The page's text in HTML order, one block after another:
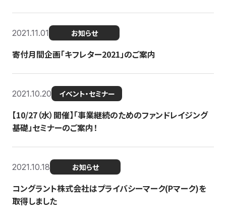
2021.11.01 お知らせ
寄付月間企画「キフレター2021」のご案内
2021.10.20 イベント・セミナー
【10/27（水）開催】「事業継続のためのファンドレイジング
基礎」セミナーのご案内！
2021.10.18 お知らせ
コングラント株式会社はプライバシーマーク(Pマーク)を
取得しました